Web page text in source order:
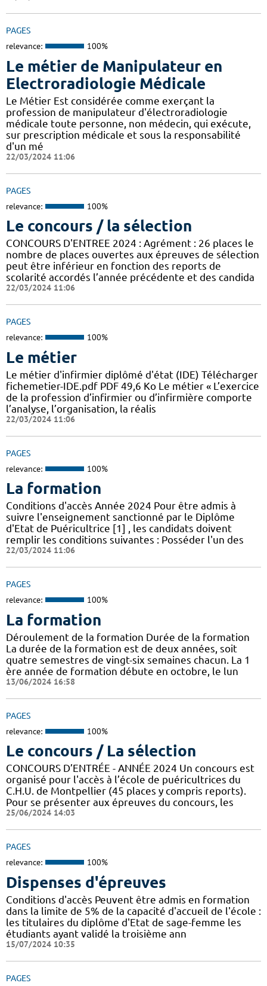
PAGES
relevance: 100%
Le métier de Manipulateur en
Electroradiologie Médicale
Le Métier Est considérée comme exerçant la
profession de manipulateur d'électroradiologie
médicale toute personne, non médecin, qui exécute,
sur prescription médicale et sous la responsabilité
d'un mé
22/03/2024 11:06
PAGES
relevance: 100%
Le concours / la sélection
CONCOURS D'ENTREE 2024 : Agrément : 26 places le
nombre de places ouvertes aux épreuves de sélection
peut être inférieur en fonction des reports de
scolarité accordés l’année précédente et des candida
22/03/2024 11:06
PAGES
relevance: 100%
Le métier
Le métier d'infirmier diplômé d'état (IDE) Télécharger
fichemetier-IDE.pdf PDF 49,6 Ko Le métier « L’exercice
de la profession d’infirmier ou d’infirmière comporte
l’analyse, l’organisation, la réalis
22/03/2024 11:06
PAGES
relevance: 100%
La formation
Conditions d'accès Année 2024 Pour être admis à
suivre l'enseignement sanctionné par le Diplôme
d'Etat de Puéricultrice [1] , les candidats doivent
remplir les conditions suivantes : Posséder l'un des
22/03/2024 11:06
PAGES
relevance: 100%
La formation
Déroulement de la formation Durée de la formation
La durée de la formation est de deux années, soit
quatre semestres de vingt-six semaines chacun. La 1
ère année de formation débute en octobre, le lun
13/06/2024 16:58
PAGES
relevance: 100%
Le concours / La sélection
CONCOURS D’ENTRÉE - ANNÉE 2024 Un concours est
organisé pour l'accès à l’école de puéricultrices du
C.H.U. de Montpellier (45 places y compris reports).
Pour se présenter aux épreuves du concours, les
25/06/2024 14:03
PAGES
relevance: 100%
Dispenses d'épreuves
Conditions d'accès Peuvent être admis en formation
dans la limite de 5% de la capacité d'accueil de l'école :
les titulaires du diplôme d'Etat de sage-femme les
étudiants ayant validé la troisième ann
15/07/2024 10:35
PAGES